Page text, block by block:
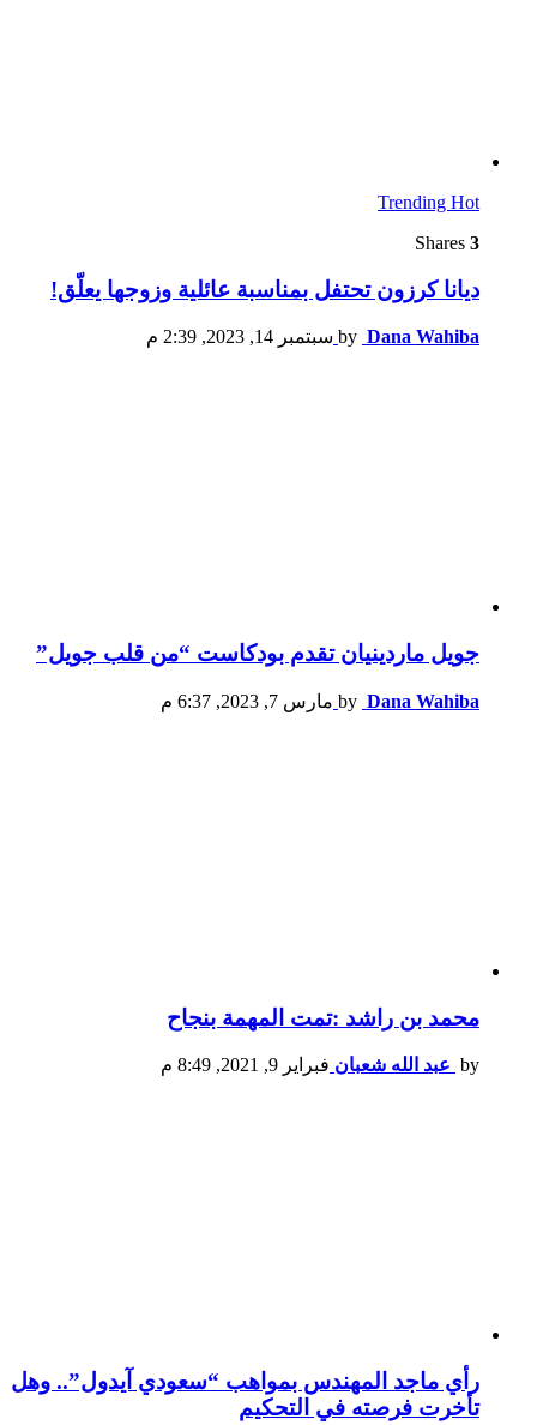
Trending Hot
3
ديانا كرزون تحتفل بمناسبة عائلية وزوجها يعلّق!
by Dana Wahiba سبتمبر 14, 2023, 2:39 م
جويل ماردينيان تقدم بودكاست “من قلب جويل”
by Dana Wahiba مارس 7, 2023, 6:37 م
محمد بن راشد :تمت المهمة بنجاح
by عبد الله شعبان فبراير 9, 2021, 8:49 م
رأي ماجد المهندس بمواهب “سعودي آيدول”.. وهل
تأخرت فرصته في التحكيم